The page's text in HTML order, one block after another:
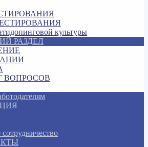
культуры
РАЗДЕЛ
ВОПРОСОВ